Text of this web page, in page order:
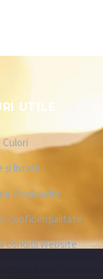
UTILE
Culori
și livrare
Produselor
confidențialitate
condiții Website